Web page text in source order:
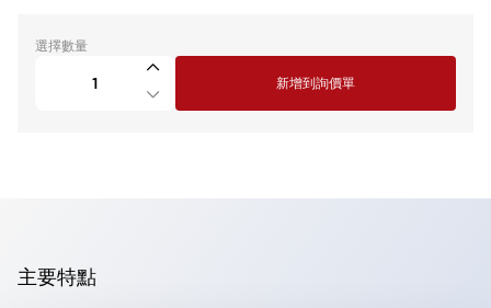
選擇數量
新增到詢價單
主要特點